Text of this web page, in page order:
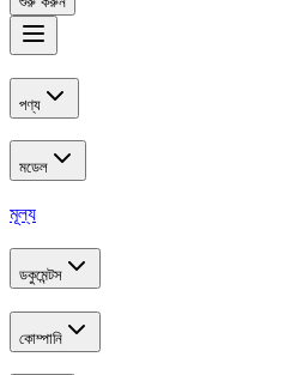
পণ্য
মডেল
মূল্য
ডকুমেন্টস
কোম্পানি